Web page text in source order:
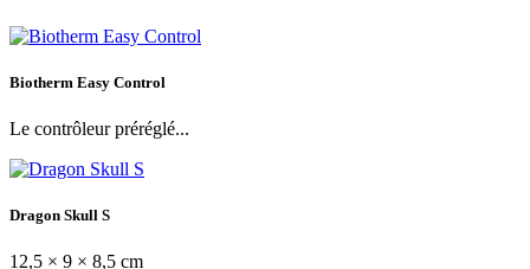
Biotherm Easy Control
Le contrôleur préréglé...
Dragon Skull S
12,5 × 9 × 8,5 cm